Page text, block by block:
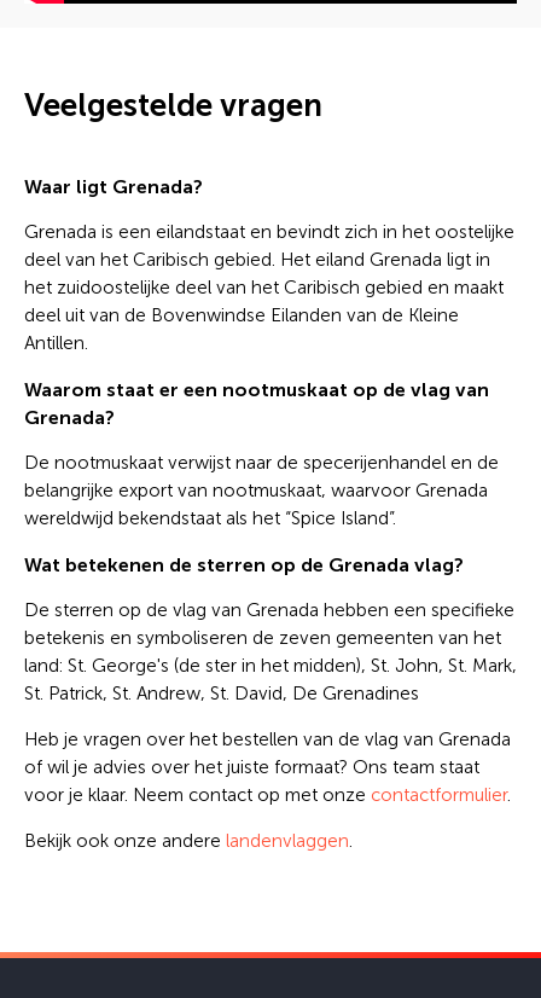
Veelgestelde vragen
Waar ligt Grenada?
Grenada is een eilandstaat en bevindt zich in het oostelijke
deel van het Caribisch gebied. Het eiland Grenada ligt in
het zuidoostelijke deel van het Caribisch gebied en maakt
deel uit van de Bovenwindse Eilanden van de Kleine
Antillen.
Waarom staat er een nootmuskaat op de vlag van
Grenada?
De nootmuskaat verwijst naar de specerijenhandel en de
belangrijke export van nootmuskaat, waarvoor Grenada
wereldwijd bekendstaat als het “Spice Island”.
Wat betekenen de sterren op de Grenada vlag?
De sterren op de vlag van Grenada hebben een specifieke
betekenis en symboliseren de zeven gemeenten van het
land: St. George's (de ster in het midden), St. John, St. Mark,
St. Patrick, St. Andrew, St. David, De Grenadines
Heb je vragen over het bestellen van de vlag van Grenada
of wil je advies over het juiste formaat? Ons team staat
voor je klaar. Neem contact op met onze contactformulier.
Bekijk ook onze andere landenvlaggen.